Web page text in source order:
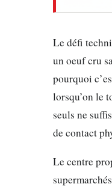
Le défi
un oeuf cru
pourquoi
lorsqu’on le
seuls ne
de contact
Le centre